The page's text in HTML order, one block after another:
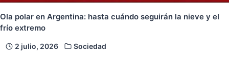
Ola polar en Argentina: hasta cuándo seguirán la nieve y el
frío extremo
2 julio, 2026 Sociedad